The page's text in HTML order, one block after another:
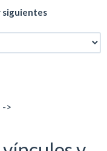
siguientes
->